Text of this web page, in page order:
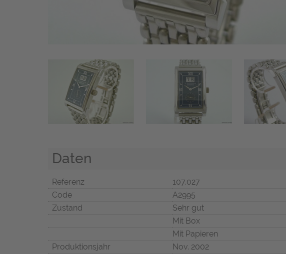
Daten
Referenz
107.027
Code
A2995
Zustand
Sehr gut
Mit Box
Mit Papieren
Produktionsjahr
Nov. 2002